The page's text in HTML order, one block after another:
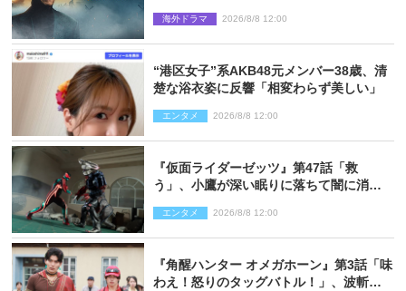
海外ドラマ 2026/8/8 12:00
“港区女子”系AKB48元メンバー38歳、清
楚な浴衣姿に反響「相変わらず美しい」
エンタメ 2026/8/8 12:00
『仮面ライダーゼッツ』第47話「救
う」、小鷹が深い眠りに落ちて闇に消え
エンタメ 2026/8/8 12:00
『角醒ハンター オメガホーン』第3話「味
わえ！怒りのタッグバトル！」、波斬の